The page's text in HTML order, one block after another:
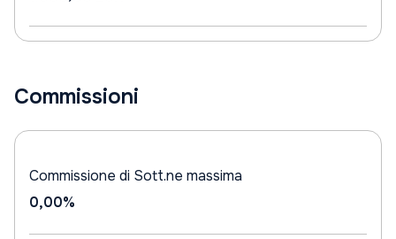
Commissioni
Commissione di Sott.ne massima
0,00%